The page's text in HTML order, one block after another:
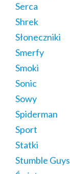
Serca
Shrek
Słoneczniki
Smerfy
Smoki
Sonic
Sowy
Spiderman
Sport
Statki
Stumble Guys